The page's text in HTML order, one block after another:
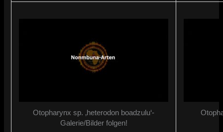
Otopharynx sp. ‚heterodon boadzulu‘-
Galerie/Bilder folgen!